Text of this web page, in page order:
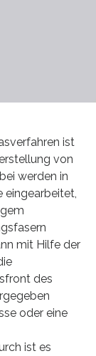
ist
von
werden in
eingearbeitet,
mit Hilfe der
des
oder eine
ist es